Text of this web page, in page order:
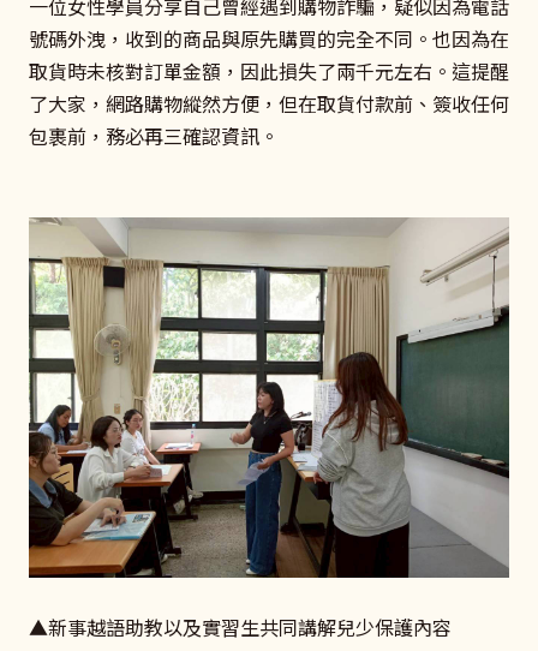
一位女性學員分享自己曾經遇到購物詐騙，疑似因為電話
號碼外洩，收到的商品與原先購買的完全不同。也因為在
取貨時未核對訂單金額，因此損失了兩千元左右。這提醒
了大家，網路購物縱然方便，但在取貨付款前、簽收任何
包裹前，務必再三確認資訊。
▲新事越語助教以及實習生共同講解兒少保護內容